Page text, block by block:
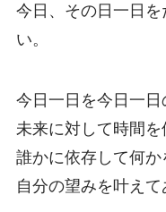
今日、その日一日
い。
今日一日を今日一日
未来に対して時間
誰かに依存して何か
自分の望みを叶えて